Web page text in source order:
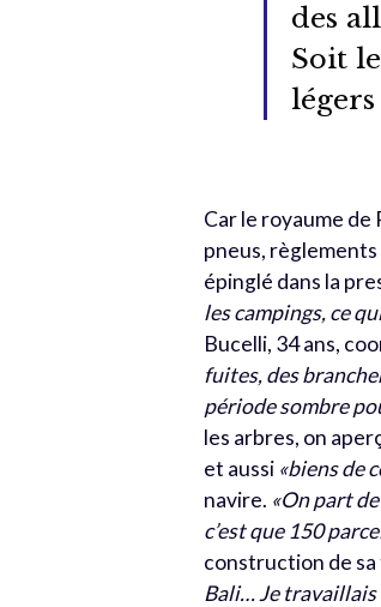
des
Soit
Car le royaume
pneus, règlements
épinglé dans la
les campings, ce
Bucelli, 34 ans,
fuites, des
période sombre
les arbres, on
et aussi «biens de
navire. «On part
c’est que 150
construction de sa
Bali… Je travaillais